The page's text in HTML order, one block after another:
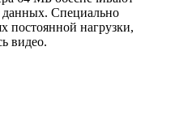
данных. Специально
постоянной нагрузки,
видео.